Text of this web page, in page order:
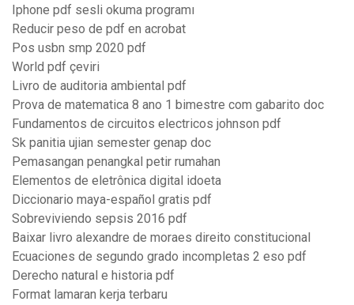
Iphone pdf sesli okuma programı
Reducir peso de pdf en acrobat
Pos usbn smp 2020 pdf
World pdf çeviri
Livro de auditoria ambiental pdf
Prova de matematica 8 ano 1 bimestre com gabarito doc
Fundamentos de circuitos electricos johnson pdf
Sk panitia ujian semester genap doc
Pemasangan penangkal petir rumahan
Elementos de eletrônica digital idoeta
Diccionario maya-español gratis pdf
Sobreviviendo sepsis 2016 pdf
Baixar livro alexandre de moraes direito constitucional
Ecuaciones de segundo grado incompletas 2 eso pdf
Derecho natural e historia pdf
Format lamaran kerja terbaru